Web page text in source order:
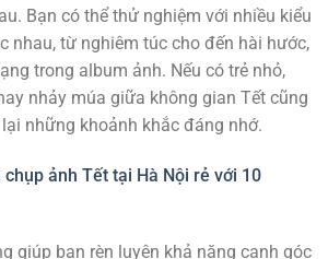
Bạn có thể thử nghiệm với nhiều kiểu
nhau, từ nghiêm túc cho đến hài hước,
trong album ảnh. Nếu có trẻ nhỏ,
nhảy múa giữa không gian Tết cũng
những khoảnh khắc đáng nhớ.
chụp ảnh Tết tại Hà Nội rẻ với 10
giúp bạn rèn luyện khả năng canh góc